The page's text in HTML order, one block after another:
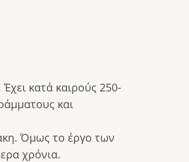
κατά καιρούς 250-
και
Όμως το έργο των
χρόνια.